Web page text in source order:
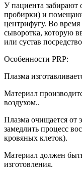
У пациента забирают
пробирки) и
центрифугу. Во время
сыворотка, которую
или сустав
Особенности PRP:
Плазма
Материал
воздухом..
Плазма очищается от
замедлить процесс
кровяных клеток).
Материал должен
изготовления.